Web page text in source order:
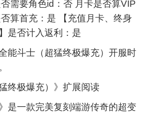
需要角色id：否 月卡是否算VIP
算首充：是 【充值月卡、终身
是否计入返利：是
能斗士（超猛终极爆充）开服时
。
终极爆充）》扩展阅读
是一款完美复刻端游传奇的超变